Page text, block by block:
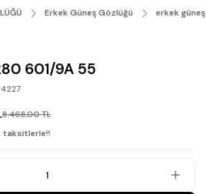
Erkek Güneş Gözlüğü erkek güneş
601/9A 55
8.468,00 TL
taksitlerle!!